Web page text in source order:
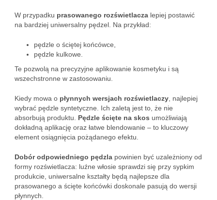
W przypadku prasowanego rozświetlacza lepiej postawić
na bardziej uniwersalny pędzel. Na przykład:
pędzle o ściętej końcówce,
pędzle kulkowe.
Te pozwolą na precyzyjne aplikowanie kosmetyku i są
wszechstronne w zastosowaniu.
Kiedy mowa o płynnych wersjach rozświetlaczy , najlepiej
wybrać pędzle syntetyczne. Ich zaletą jest to, że nie
absorbują produktu. Pędzle ścięte na skos umożliwiają
dokładną aplikację oraz łatwe blendowanie – to kluczowy
element osiągnięcia pożądanego efektu.
Dobór odpowiedniego pędzla powinien być uzależniony od
formy rozświetlacza: luźne włosie sprawdzi się przy sypkim
produkcie, uniwersalne kształty będą najlepsze dla
prasowanego a ścięte końcówki doskonale pasują do wersji
płynnych.